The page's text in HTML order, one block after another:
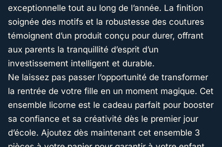
exceptionnelle tout au long de l’année. La finition
soignée des motifs et la robustesse des coutures
témoignent d’un produit conçu pour durer, offrant
aux parents la tranquillité d’esprit d’un
investissement intelligent et durable.
Ne laissez pas passer l’opportunité de transformer
la rentrée de votre fille en un moment magique. Cet
ensemble licorne est le cadeau parfait pour booster
sa confiance et sa créativité dès le premier jour
d’école. Ajoutez dès maintenant cet ensemble 3